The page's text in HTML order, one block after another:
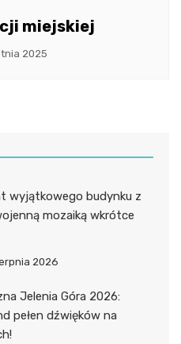
miejskiej
2025
wyjątkowego budynku z
mozaiką wkrótce
2026
Jelenia Góra 2026:
pełen dźwięków na